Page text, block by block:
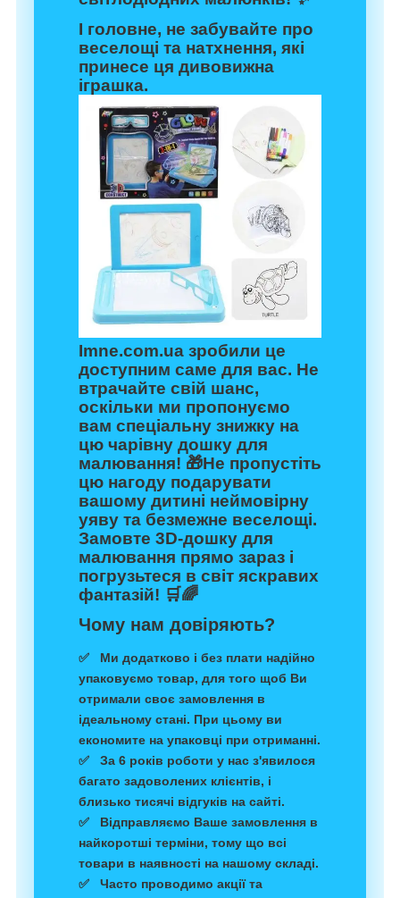
І головне, не забувайте про
веселощі та натхнення, які
принесе ця дивовижна
іграшка.
Imne.com.ua зробили це
доступним саме для вас. Не
втрачайте свій шанс,
оскільки ми пропонуємо
вам спеціальну знижку на
цю чарівну дошку для
малювання! 🎁Не пропустіть
цю нагоду подарувати
вашому дитині неймовірну
уяву та безмежне веселощі.
Замовте 3D-дошку для
малювання прямо зараз і
погрузьтеся в світ яскравих
фантазій! 🛒🌈
Чому нам довіряють?
✅ Ми додатково і без плати надійно
упаковуємо товар, для того щоб Ви
отримали своє замовлення в
ідеальному стані. При цьому ви
економите на упаковці при отриманні.
✅ За 6 років роботи у нас з'явилося
багато задоволених клієнтів, і
близько тисячі відгуків на сайті.
✅ Відправляємо Ваше замовлення в
найкоротші терміни, тому що всі
товари в наявності на нашому складі.
✅ Часто проводимо акції та